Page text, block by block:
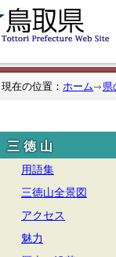
現在の位置： ホーム 県
三徳山
用語集
三徳山全景図
アクセス
魅力